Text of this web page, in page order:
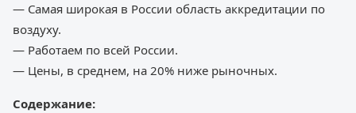
— Самая широкая в России область аккредитации по
воздуху.
— Работаем по всей России.
— Цены, в среднем, на 20% ниже рыночных.
Содержание: